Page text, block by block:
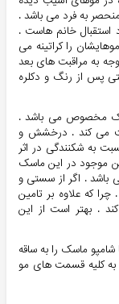
به فرد می باشد .
استقبال خانم هاست .
را کراتینه می
به مراقبت های بعد
پس از رنگ و دکلره
مخصوص می باشد .
می کند . درخشش و
به شکنندگی در اثر
موجود در این ماسک
. اگر از سستی و
که علاوه بر تامین
. بهتر است از این
ماسک را به ساقه
به کلیه قسمت های مو